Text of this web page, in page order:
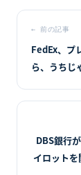
←前の記事
FedEx、プ
ら、うちじ
DBS銀行
イロット